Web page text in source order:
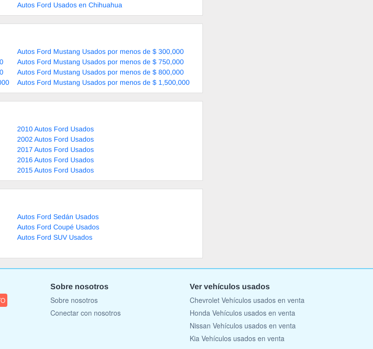
Autos Ford Usados en Chihuahua
Autos Ford Mustang Usados por menos de $ 300,000
Autos Ford Mustang Usados por menos de $ 750,000
Autos Ford Mustang Usados por menos de $ 800,000
Autos Ford Mustang Usados por menos de $ 1,500,000
2010 Autos Ford Usados
2002 Autos Ford Usados
2017 Autos Ford Usados
2016 Autos Ford Usados
2015 Autos Ford Usados
Autos Ford Sedán Usados
Autos Ford Coupé Usados
Autos Ford SUV Usados
Sobre nosotros
Sobre nosotros
Conectar con nosotros
Ver vehículos usados
Chevrolet Vehículos usados en venta
Honda Vehículos usados en venta
Nissan Vehículos usados en venta
Kia Vehículos usados en venta